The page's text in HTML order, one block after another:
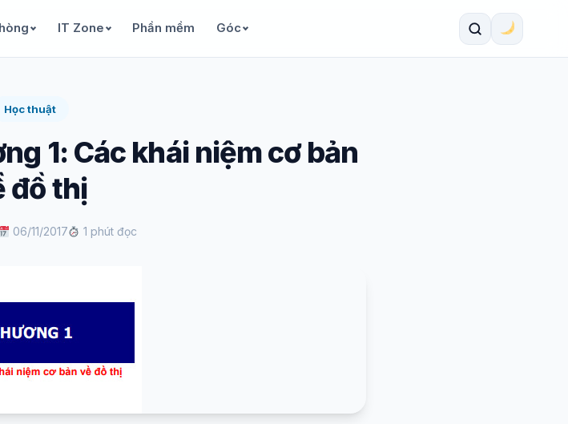
IT Zone Phần mềm Góc
Học thuật
1: Các khái niệm cơ bản
đồ thị
06/11/2017 1 phút đọc